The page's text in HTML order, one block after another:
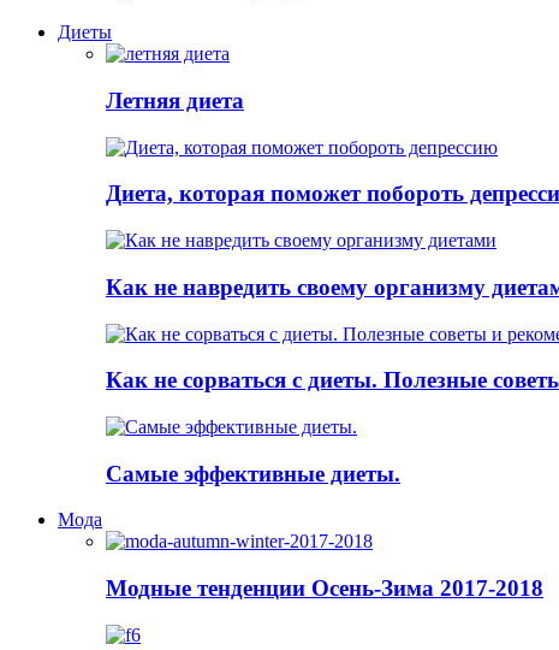
Диеты
Летняя диета
Диета, которая поможет побороть
Как не навредить своему организму
Как не сорваться с диеты. Полезные
Самые эффективные диеты.
Мода
Модные тенденции Осень-Зима 2017-2018